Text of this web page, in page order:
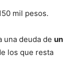
mil pesos.
una deuda de un
los que resta